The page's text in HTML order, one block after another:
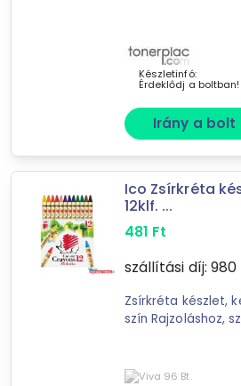
tovább válogatok »
Készletinfó:
Érdeklődj a boltban!
Irány a bolt
Ico Zsírkréta
12klf. ...
481 Ft
szállítási díj: 980
Zsírkréta készlet,
szín Rajzoláshoz, színezéshez, élénk